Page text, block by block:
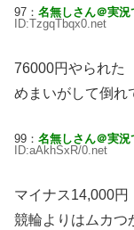
97： 名無しさん＠実況
ID:TzgqTbqx0.net
76000円やられた
めまいがして倒れ
99： 名無しさん＠実況
ID:aAkhSxR/0.net
マイナス14,000円
競輪よりはムカつ